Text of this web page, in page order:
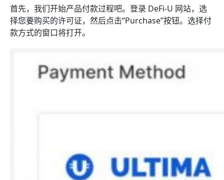
首先，我们开始产品付款过程吧。登录 DeFi-U 网站，选
择您要购买的许可证，然后点击“Purchase”按钮。选择付
款方式的窗口将打开。